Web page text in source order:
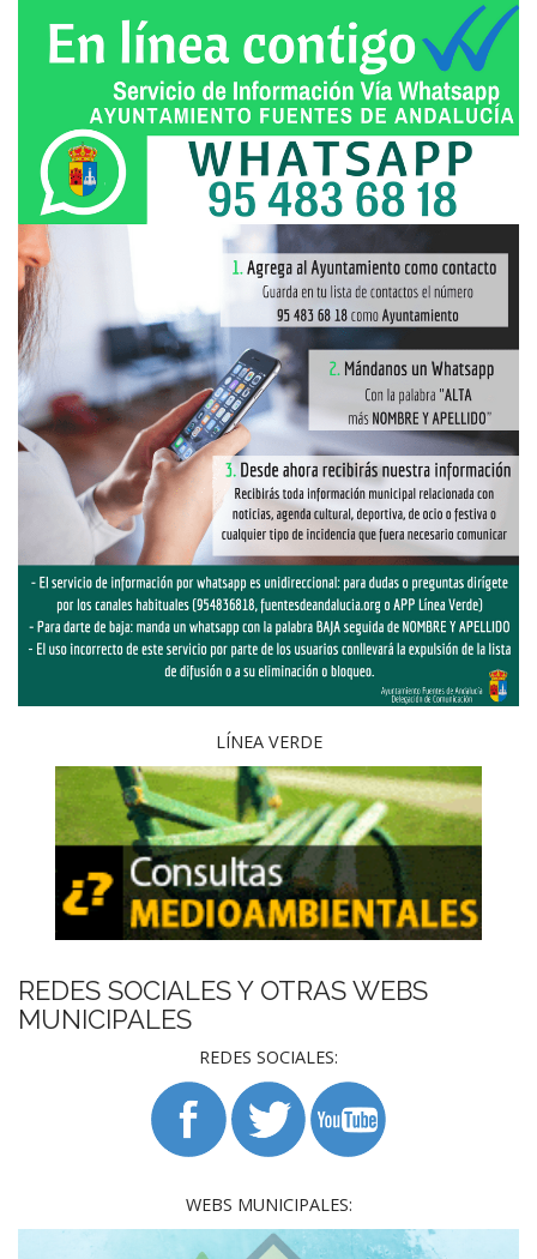
LÍNEA VERDE
REDES SOCIALES Y OTRAS WEBS
MUNICIPALES
REDES SOCIALES:
WEBS MUNICIPALES: